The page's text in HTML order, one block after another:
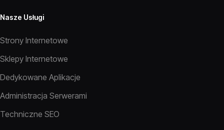
Nasze Usługi
Strony Internetowe
Sklepy Internetowe
Dedykowane Aplikacje
Administracja Serwerami
Techniczne SEO